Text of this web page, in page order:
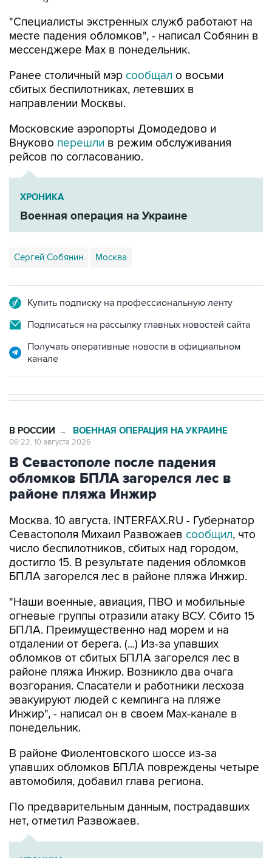
"Специалисты экстренных служб работают на
месте падения обломков", - написал Собянин в
мессенджере Max в понедельник.
Ранее столичный мэр сообщал о восьми
сбитых беспилотниках, летевших в
направлении Москвы.
Московские аэропорты Домодедово и
Внуково перешли в режим обслуживания
рейсов по согласованию.
ХРОНИКА
Военная операция на Украине
Сергей Собянин Москва
Купить подписку на профессиональную ленту
Подписаться на рассылку главных новостей сайта
Получать оперативные новости в официальном
канале
В РОССИИ → ВОЕННАЯ ОПЕРАЦИЯ НА УКРАИНЕ
06:22, 10 августа 2026
В Севастополе после падения
обломков БПЛА загорелся лес в
районе пляжа Инжир
Москва. 10 августа. INTERFAX.RU - Губернатор
Севастополя Михаил Развожаев сообщил, что
число беспилотников, сбитых над городом,
достигло 15. В результате падения обломков
БПЛА загорелся лес в районе пляжа Инжир.
"Наши военные, авиация, ПВО и мобильные
огневые группы отразили атаку ВСУ. Сбито 15
БПЛА. Преимущественно над морем и на
отдалении от берега. (...) Из-за упавших
обломков от сбитых БПЛА загорелся лес в
районе пляжа Инжир. Возникло два очага
возгорания. Спасатели и работники лесхоза
эвакуируют людей с кемпинга на пляже
Инжир", - написал он в своем Мах-канале в
понедельник.
В районе Фиолентовского шоссе из-за
упавших обломков БПЛА повреждены четыре
автомобиля, добавил глава региона.
По предварительным данным, пострадавших
нет, отметил Развожаев.